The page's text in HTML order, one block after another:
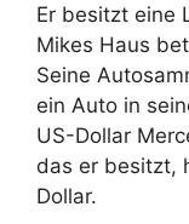
Er besitzt eine
Mikes Haus
Seine
ein Auto in
US-Dollar
das er besitzt,
Dollar.